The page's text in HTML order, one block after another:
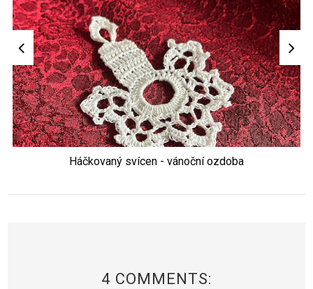
Háčkovaný svícen - vánoční ozdoba
4 COMMENTS: